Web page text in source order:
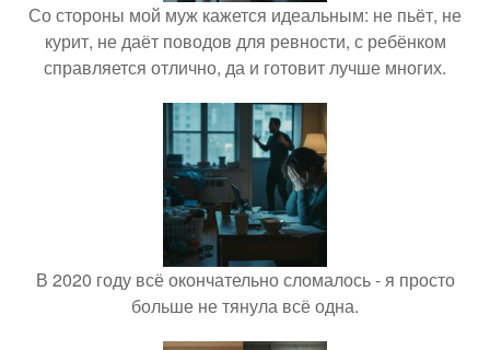
Со стороны мой муж кажется идеальным: не пьёт, не
курит, не даёт поводов для ревности, с ребёнком
справляется отлично, да и готовит лучше многих.
В 2020 году всё окончательно сломалось - я просто
больше не тянула всё одна.